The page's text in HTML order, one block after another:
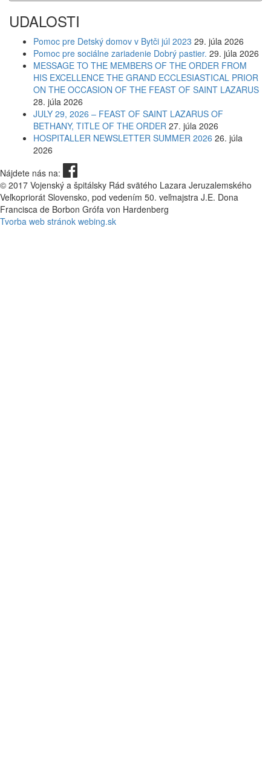
UDALOSTI
Pomoc pre Detský domov v Bytči júl 2023 29. júla 2026
Pomoc pre sociálne zariadenie Dobrý pastier. 29. júla 2026
MESSAGE TO THE MEMBERS OF THE ORDER FROM
HIS EXCELLENCE THE GRAND ECCLESIASTICAL PRIOR
ON THE OCCASION OF THE FEAST OF SAINT LAZARUS
28. júla 2026
JULY 29, 2026 – FEAST OF SAINT LAZARUS OF
BETHANY, TITLE OF THE ORDER 27. júla 2026
HOSPITALLER NEWSLETTER SUMMER 2026 26. júla
2026
Nájdete nás na:
© 2017 Vojenský a špitálsky Rád svätého Lazara Jeruzalemského
Veľkopriorát Slovensko, pod vedením 50. veľmajstra J.E. Dona
Francisca de Borbon Grófa von Hardenberg
Tvorba web stránok webing.sk